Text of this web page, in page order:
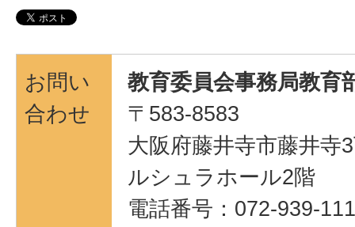
お問い
合わせ
教育委員会事務局教育
〒583-8583
大阪府藤井寺市藤井寺
ルシュラホール2階
電話番号：072-939-